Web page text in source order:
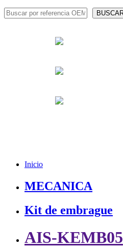
Inicio
MECANICA
Kit de embrague
AIS-KEMB05